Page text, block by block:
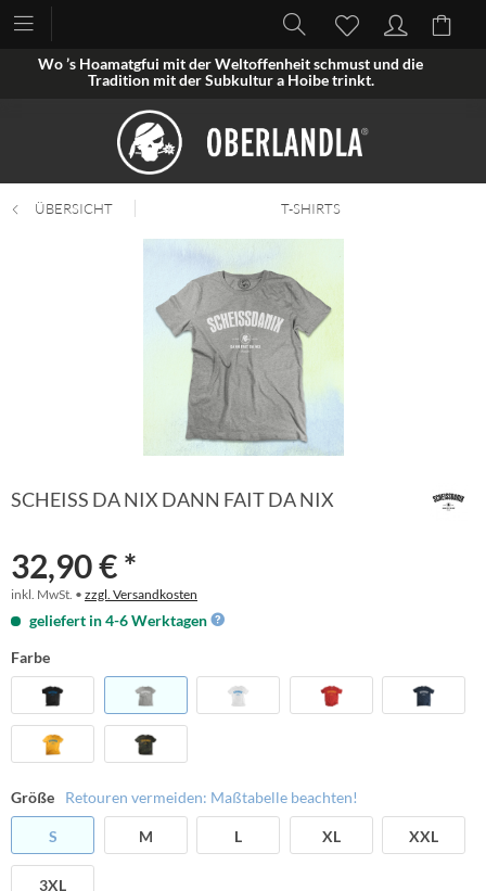
Wo ’s Hoamatgfui mit der Weltoffenheit schmust und die
Tradition mit der Subkultur a Hoibe trinkt.
ÜBERSICHT T-SHIRTS
SCHEISS DA NIX DANN FAIT DA NIX
32,90 € *
inkl. MwSt. • zzgl. Versandkosten
geliefert in 4-6 Werktagen
Farbe
Größe Retouren vermeiden: Maßtabelle beachten!
S M L XL XXL
3XL